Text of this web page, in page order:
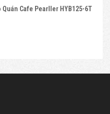
Quán Cafe Pearller HYB125-6T